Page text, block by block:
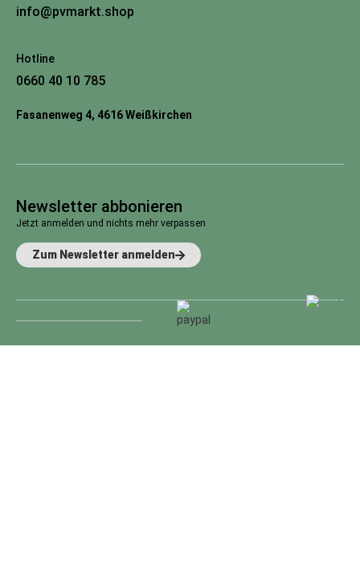
info@pvmarkt.shop
Hotline
0660 40 10 785
Fasanenweg 4, 4616 Weißkirchen
Newsletter abbonieren
Jetzt anmelden und nichts mehr verpassen
Zum Newsletter anmelden